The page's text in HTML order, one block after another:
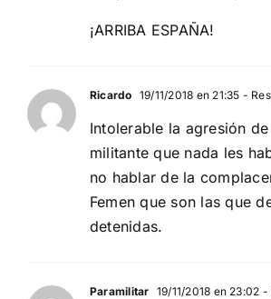
¡ARRIBA ESPAÑA!
Ricardo 19/11/2018 en 21:35 -
Intolerable la agresión
militante que nada les
no hablar de la
Femen que son las que
detenidas.
Paramilitar 19/11/2018 en 23:02 -